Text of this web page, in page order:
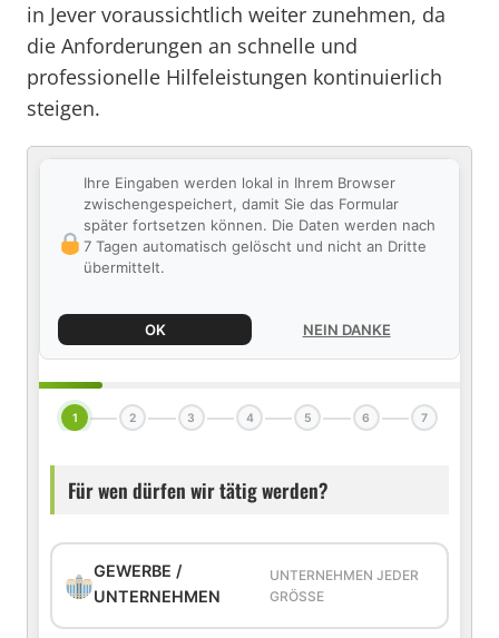
in Jever voraussichtlich weiter zunehmen, da
die Anforderungen an schnelle und
professionelle Hilfeleistungen kontinuierlich
steigen.
Ihre Eingaben werden lokal in Ihrem Browser
zwischengespeichert, damit Sie das Formular
später fortsetzen können. Die Daten werden nach
7 Tagen automatisch gelöscht und nicht an Dritte
übermittelt.
OK NEIN DANKE
1 2 3 4 5 6 7
Für wen dürfen wir tätig werden?
GEWERBE /
UNTERNEHMEN
UNTERNEHMEN JEDER
GRÖSSE